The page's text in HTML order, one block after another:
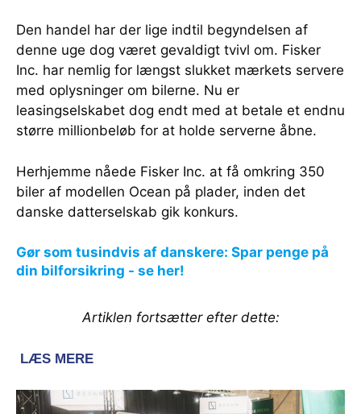
Den handel har der lige indtil begyndelsen af
denne uge dog været gevaldigt tvivl om. Fisker
Inc. har nemlig for længst slukket mærkets servere
med oplysninger om bilerne. Nu er
leasingselskabet dog endt med at betale et endnu
større millionbeløb for at holde serverne åbne.
Herhjemme nåede Fisker Inc. at få omkring 350
biler af modellen Ocean på plader, inden det
danske datterselskab gik konkurs.
Gør som tusindvis af danskere: Spar penge på
din bilforsikring - se her!
Artiklen fortsætter efter dette: